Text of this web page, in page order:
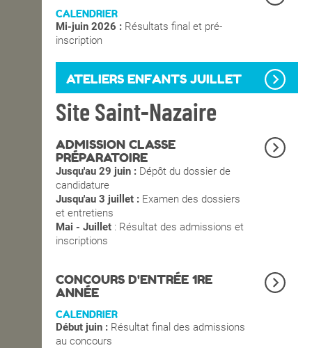
CONTACTS
CALENDRIER
Mi-juin 2026 : Résultats final et pré-
inscription
ATELIERS ENFANTS JUILLET
Site Saint-Nazaire
ADMISSION CLASSE
PRÉPARATOIRE
Jusqu'au 29 juin : Dépôt du dossier de
candidature
Jusqu'au 3 juillet : Examen des dossiers
et entretiens
Mai - Juillet : Résultat des admissions et
inscriptions
CONCOURS D'ENTRÉE 1RE
ANNÉE
CALENDRIER
Début juin : Résultat final des admissions
au concours